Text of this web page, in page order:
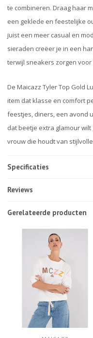
te combineren. Draag haar
een geklede en feestelijke
juist een meer casual en
sieraden creëer je in een
terwijl sneakers zorgen
De Maicazz Tyler Top Gold
item dat klasse en comfort
feestjes, diners, een avond
dat beetje extra glamour
vrouw die houdt van
Specificaties
Reviews
Gerelateerde producten